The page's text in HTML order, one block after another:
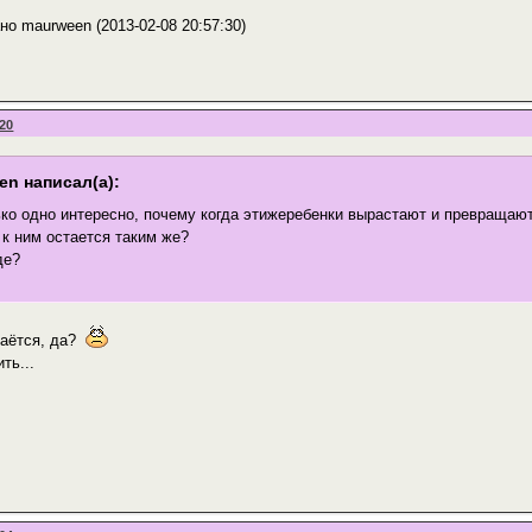
maurween (2013-02-08 20:57:30)
написал(а):
одно интересно, почему когда этижеребенки вырастают и
ним остается таким же?
да?